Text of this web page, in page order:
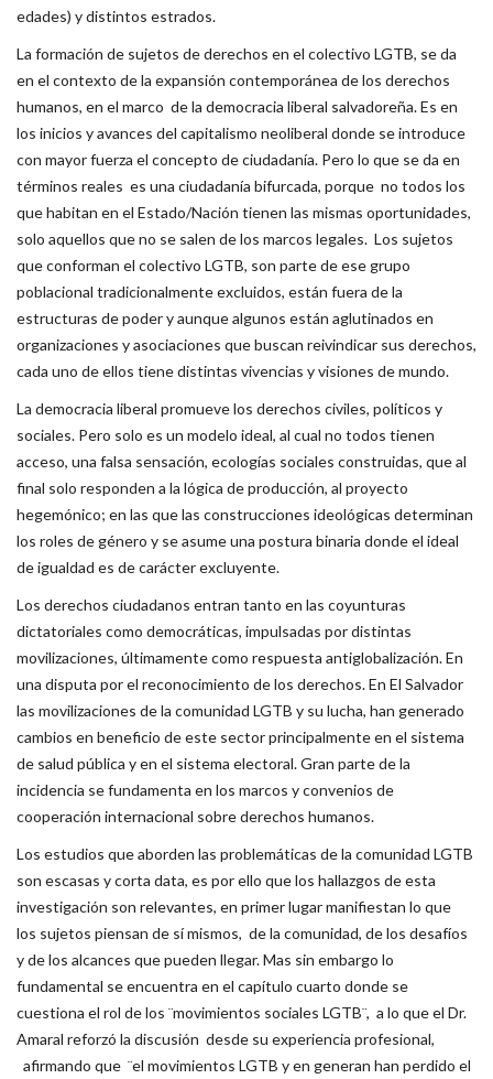
edades) y distintos estrados.
La formación de sujetos de derechos en el colectivo LGTB, se da
en el contexto de la expansión contemporánea de los derechos
humanos, en el marco de la democracia liberal salvadoreña. Es en
los inicios y avances del capitalismo neoliberal donde se introduce
con mayor fuerza el concepto de ciudadanía. Pero lo que se da en
términos reales es una ciudadanía bifurcada, porque no todos los
que habitan en el Estado/Nación tienen las mismas oportunidades,
solo aquellos que no se salen de los marcos legales. Los sujetos
que conforman el colectivo LGTB, son parte de ese grupo
poblacional tradicionalmente excluidos, están fuera de la
estructuras de poder y aunque algunos están aglutinados en
organizaciones y asociaciones que buscan reivindicar sus derechos,
cada uno de ellos tiene distintas vivencias y visiones de mundo.
La democracia liberal promueve los derechos civiles, políticos y
sociales. Pero solo es un modelo ideal, al cual no todos tienen
acceso, una falsa sensación, ecologías sociales construidas, que al
final solo responden a la lógica de producción, al proyecto
hegemónico; en las que las construcciones ideológicas determinan
los roles de género y se asume una postura binaria donde el ideal
de igualdad es de carácter excluyente.
Los derechos ciudadanos entran tanto en las coyunturas
dictatoriales como democráticas, impulsadas por distintas
movilizaciones, últimamente como respuesta antiglobalización. En
una disputa por el reconocimiento de los derechos. En El Salvador
las movilizaciones de la comunidad LGTB y su lucha, han generado
cambios en beneficio de este sector principalmente en el sistema
de salud pública y en el sistema electoral. Gran parte de la
incidencia se fundamenta en los marcos y convenios de
cooperación internacional sobre derechos humanos.
Los estudios que aborden las problemáticas de la comunidad LGTB
son escasas y corta data, es por ello que los hallazgos de esta
investigación son relevantes, en primer lugar manifiestan lo que
los sujetos piensan de sí mismos, de la comunidad, de los desafíos
y de los alcances que pueden llegar. Mas sin embargo lo
fundamental se encuentra en el capítulo cuarto donde se
cuestiona el rol de los ¨movimientos sociales LGTB¨, a lo que el Dr.
Amaral reforzó la discusión desde su experiencia profesional,
afirmando que ¨el movimientos LGTB y en generan han perdido el